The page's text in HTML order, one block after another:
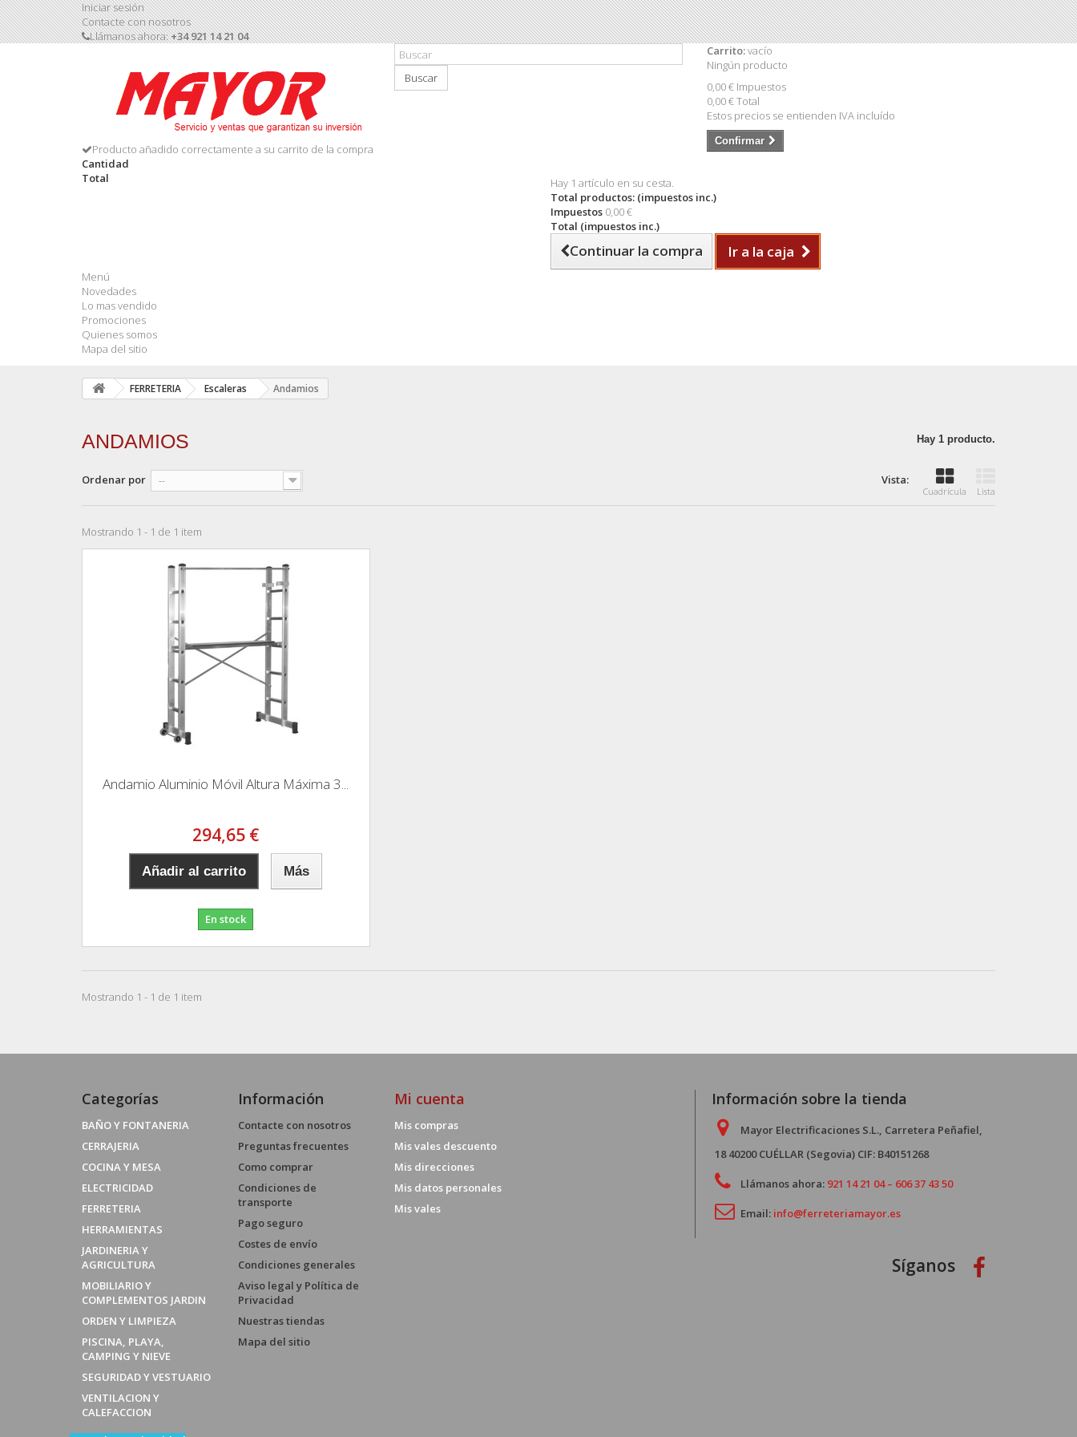
Iniciar sesión
Contacte con nosotros
Llámanos ahora:+34 921 14 21 04
Buscar
Carrito:vacío
Ningún producto
0,00 € Impuestos
0,00 €Total
Estos precios se entienden IVA incluído
Confirmar
Producto añadido correctamente a su carrito de la compra
Cantidad
Total
Hay 1 artículo en su cesta.
Total productos: (impuestos inc.)
Impuestos 0,00 €
Total (impuestos inc.)
Continuar la compra Ir a la caja
Menú
Novedades
Lo mas vendido
Promociones
Quienes somos
Mapa del sitio
FERRETERIA Escaleras Andamios
ANDAMIOS Hay 1 producto.
Vista:
Cuadrícula Lista
Ordenar por --
Mostrando 1 - 1 de 1 item
Andamio Aluminio Móvil Altura Máxima 3...
294,65 €
Añadir al carrito Más
En stock
Mostrando 1 - 1 de 1 item
Categorías
BAÑO Y FONTANERIA
CERRAJERIA
COCINA Y MESA
ELECTRICIDAD
FERRETERIA
HERRAMIENTAS
JARDINERIA Y
AGRICULTURA
MOBILIARIO Y
COMPLEMENTOS JARDIN
ORDEN Y LIMPIEZA
PISCINA, PLAYA,
CAMPING Y NIEVE
SEGURIDAD Y VESTUARIO
VENTILACION Y
CALEFACCION
Información
Contacte con nosotros
Preguntas frecuentes
Como comprar
Condiciones de
transporte
Pago seguro
Costes de envío
Condiciones generales
Aviso legal y Política de
Privacidad
Nuestras tiendas
Mapa del sitio
Mi cuenta
Mis compras
Mis vales descuento
Mis direcciones
Mis datos personales
Mis vales
Información sobre la tienda
Mayor Electrificaciones S.L., Carretera Peñafiel,
18 40200 CUÉLLAR (Segovia) CIF: B40151268
Llámanos ahora: 921 14 21 04 – 606 37 43 50
Email: info@ferreteriamayor.es
Síganos